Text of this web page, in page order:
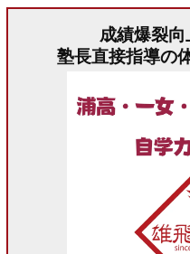
成績爆裂向
塾長直接指導の